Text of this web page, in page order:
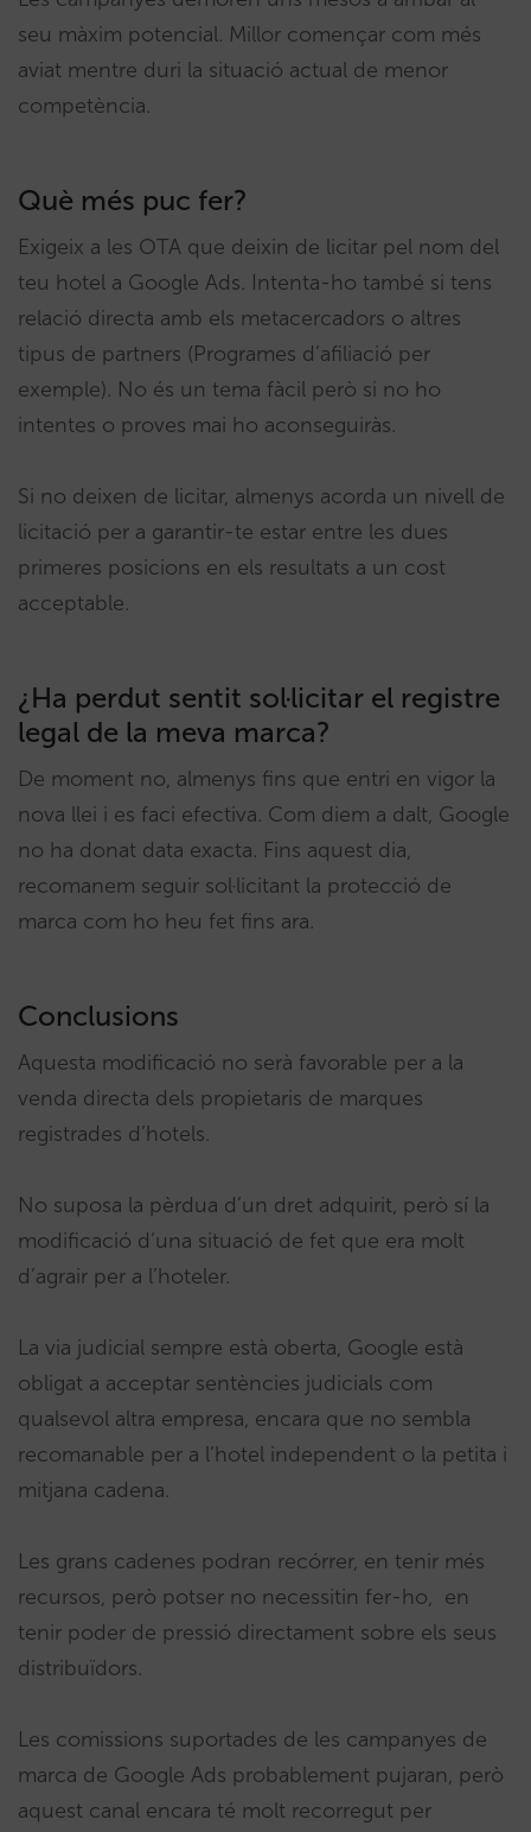
seu màxim potencial. Millor començar com més
aviat mentre duri la situació actual de menor
competència.
Què més puc fer?
Exigeix a les OTA que deixin de licitar pel nom del
teu hotel a Google Ads. Intenta-ho també si tens
relació directa amb els metacercadors o altres
tipus de partners (Programes d’afiliació per
exemple). No és un tema fàcil però si no ho
intentes o proves mai ho aconseguiràs.
Si no deixen de licitar, almenys acorda un nivell de
licitació per a garantir-te estar entre les dues
primeres posicions en els resultats a un cost
acceptable.
¿Ha perdut sentit sol·licitar el registre
legal de la meva marca?
De moment no, almenys fins que entri en vigor la
nova llei i es faci efectiva. Com diem a dalt, Google
no ha donat data exacta. Fins aquest dia,
recomanem seguir sol·licitant la protecció de
marca com ho heu fet fins ara.
Conclusions
Aquesta modificació no serà favorable per a la
venda directa dels propietaris de marques
registrades d’hotels.
No suposa la pèrdua d’un dret adquirit, però sí la
modificació d’una situació de fet que era molt
d’agrair per a l’hoteler.
La via judicial sempre està oberta, Google està
obligat a acceptar sentències judicials com
qualsevol altra empresa, encara que no sembla
recomanable per a l’hotel independent o la petita i
mitjana cadena.
Les grans cadenes podran recórrer, en tenir més
recursos, però potser no necessitin fer-ho, en
tenir poder de pressió directament sobre els seus
distribuïdors.
Les comissions suportades de les campanyes de
marca de Google Ads probablement pujaran, però
aquest canal encara té molt recorregut per